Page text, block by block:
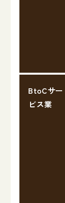
BtoCサー
ビス業